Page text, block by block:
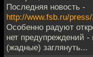
Последняя новость -
http://www.fsb.ru/
Особенно радуют
нет предупреждений -
(жадные) заглянуть...